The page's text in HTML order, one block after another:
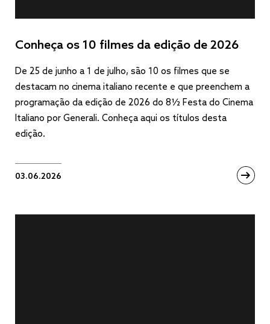
Conheça os 10 filmes da edição de 2026
De 25 de junho a 1 de julho, são 10 os filmes que se
destacam no cinema italiano recente e que preenchem a
programação da edição de 2026 do 8½ Festa do Cinema
Italiano por Generali. Conheça aqui os títulos desta
edição.
03.06.2026